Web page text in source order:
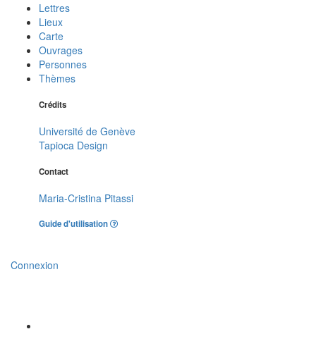
Lettres
Lieux
Carte
Ouvrages
Personnes
Thèmes
Crédits
Université de Genève
Tapioca Design
Contact
Maria-Cristina Pitassi
Guide d'utilisation
Connexion